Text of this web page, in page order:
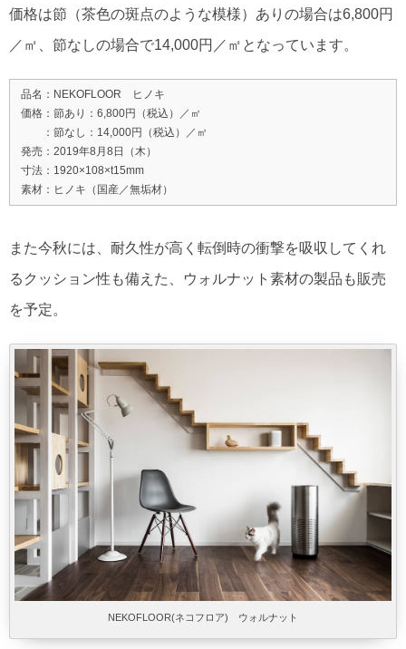
価格は節（茶色の斑点のような模様）ありの場合は6,800円
／㎡、節なしの場合で14,000円／㎡となっています。
品名：NEKOFLOOR ヒノキ
価格：節あり：6,800円（税込）／㎡
：節なし：14,000円（税込）／㎡
発売：2019年8月8日（木）
寸法：1920×108×t15mm
素材：ヒノキ（国産／無垢材）
また今秋には、耐久性が高く転倒時の衝撃を吸収してくれ
るクッション性も備えた、ウォルナット素材の製品も販売
を予定。
NEKOFLOOR(ネコフロア) ウォルナット